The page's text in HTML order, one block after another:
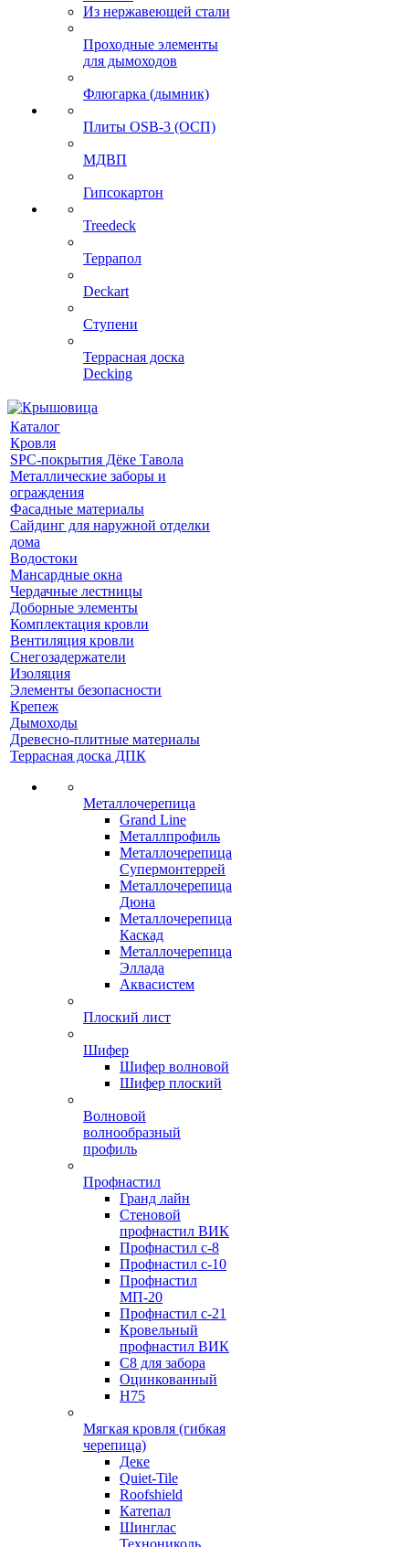
Из нержавеющей стали
Проходные элементы
для дымоходов
Флюгарка (дымник)
Плиты OSB-3 (ОСП)
МДВП
Гипсокартон
Treedeck
Террапол
Deckart
Ступени
Террасная доска
Decking
Каталог
Кровля
SPC-покрытия Дёке Тавола
Металлические заборы и
ограждения
Фасадные материалы
Сайдинг для наружной отделки
дома
Водостоки
Мансардные окна
Чердачные лестницы
Доборные элементы
Комплектация кровли
Вентиляция кровли
Снегозадержатели
Изоляция
Элементы безопасности
Крепеж
Дымоходы
Древесно-плитные материалы
Террасная доска ДПК
Металлочерепица
Grand Line
Металлпрофиль
Металлочерепица
Супермонтеррей
Металлочерепица
Дюна
Металлочерепица
Каскад
Металлочерепица
Эллада
Аквасистем
Плоский лист
Шифер
Шифер волновой
Шифер плоский
Волновой
волнообразный
профиль
Профнастил
Гранд лайн
Стеновой
профнастил ВИК
Профнастил с-8
Профнастил с-10
Профнастил
МП-20
Профнастил с-21
Кровельный
профнастил ВИК
С8 для забора
Оцинкованный
Н75
Мягкая кровля (гибкая
черепица)
Деке
Quiet-Tile
Roofshield
Катепал
Шинглас
Технониколь